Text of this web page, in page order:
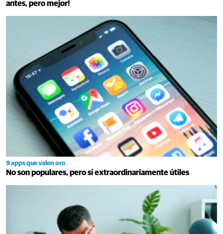
antes, pero mejor!
9 apps que valen oro
No son populares, pero sí extraordinariamente útiles